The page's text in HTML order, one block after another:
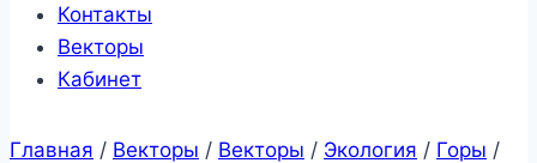
Контакты
Векторы
Кабинет
Главная / Векторы / Векторы / Экология / Горы /